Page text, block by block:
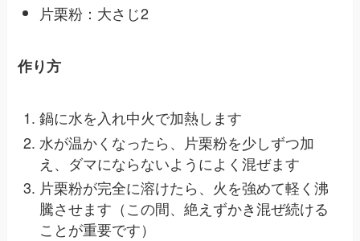
片栗粉：大さじ2
作り方
鍋に水を入れ中火で加熱します
水が温かくなったら、片栗粉を少しずつ加
え、ダマにならないようによく混ぜます
片栗粉が完全に溶けたら、火を強めて軽く沸
騰させます（この間、絶えずかき混ぜ続ける
ことが重要です）